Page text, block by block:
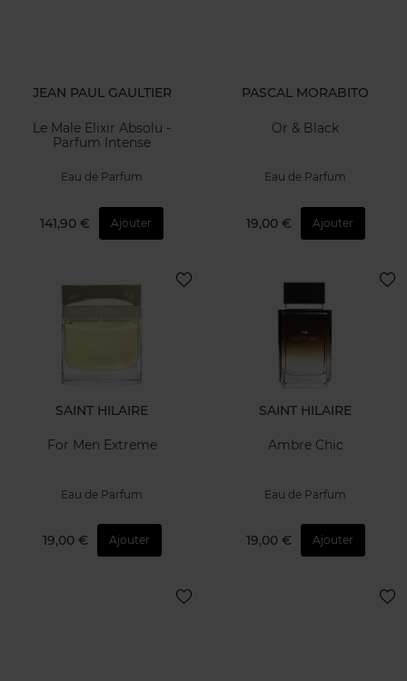
JEAN PAUL GAULTIER
Le Male Elixir Absolu -
Parfum Intense
Eau de Parfum
141,90 € Ajouter
PASCAL MORABITO
Or & Black
Eau de Parfum
19,00 € Ajouter
SAINT HILAIRE
For Men Extreme
Eau de Parfum
19,00 € Ajouter
SAINT HILAIRE
Ambre Chic
Eau de Parfum
19,00 € Ajouter